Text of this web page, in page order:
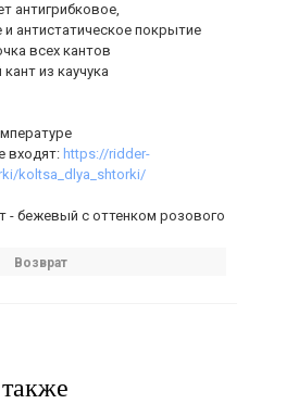
антигрибковое,
антистатическое покрытие
всех кантов
из каучука
входят: https://ridder-
koltsa_dlya_shtorki/
- бежевый с оттенком розового
Возврат